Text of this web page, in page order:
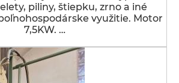
piliny, štiepku, zrno a iné
využitie. Motor
7,5KW. …